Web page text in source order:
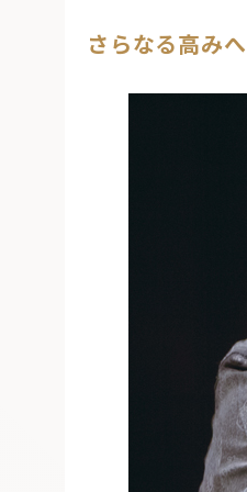
さらなる高み